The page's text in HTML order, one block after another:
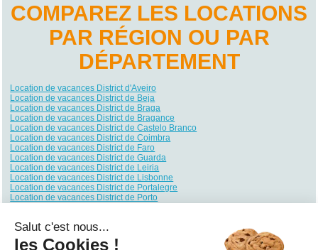
COMPAREZ LES LOCATIONS
PAR RÉGION OU PAR
DÉPARTEMENT
Location de vacances District d'Aveiro
Location de vacances District de Beja
Location de vacances District de Braga
Location de vacances District de Bragance
Location de vacances District de Castelo Branco
Location de vacances District de Coimbra
Location de vacances District de Faro
Location de vacances District de Guarda
Location de vacances District de Leiria
Location de vacances District de Lisbonne
Location de vacances District de Portalegre
Location de vacances District de Porto
Location de vacances District de Viana do Castelo
Location de vacances District de Vila Real
Location de vacances District de Viseu
Salut c'est nous...
les Cookies !